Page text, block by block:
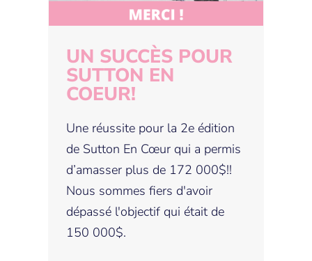
UN SUCCÈS POUR
SUTTON EN
COEUR!
Une réussite pour la 2e édition
de Sutton En Cœur qui a permis
d’amasser plus de 172 000$!!
Nous sommes fiers d'avoir
dépassé l'objectif qui était de
150 000$.